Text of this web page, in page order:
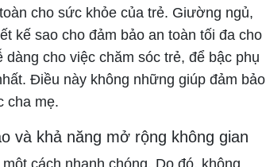
cho sức khỏe của trẻ. Giường ngủ,
kế sao cho đảm bảo an toàn tối đa cho
cho việc chăm sóc trẻ, để bậc phụ
Điều này không những giúp đảm bảo
cha mẹ.
và khả năng mở rộng không gian